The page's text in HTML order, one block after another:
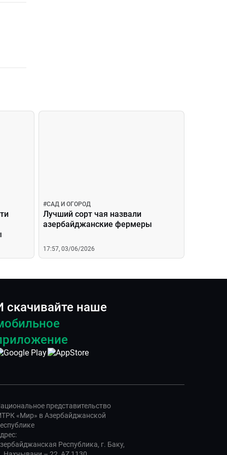
#САД И ОГОРОД
Лучший сорт чая назвали
азербайджанские фермеры
17:57, 03/06/2026
скачивайте наше
представительство
«Мир» в Азербайджанской
Республика, г. Баку,